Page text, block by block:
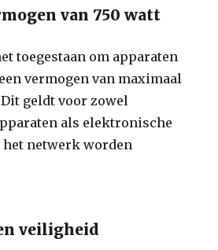
van 750 watt
toegestaan om apparaten
vermogen van maximaal
geldt voor zowel
als elektronische
het netwerk worden
veiligheid